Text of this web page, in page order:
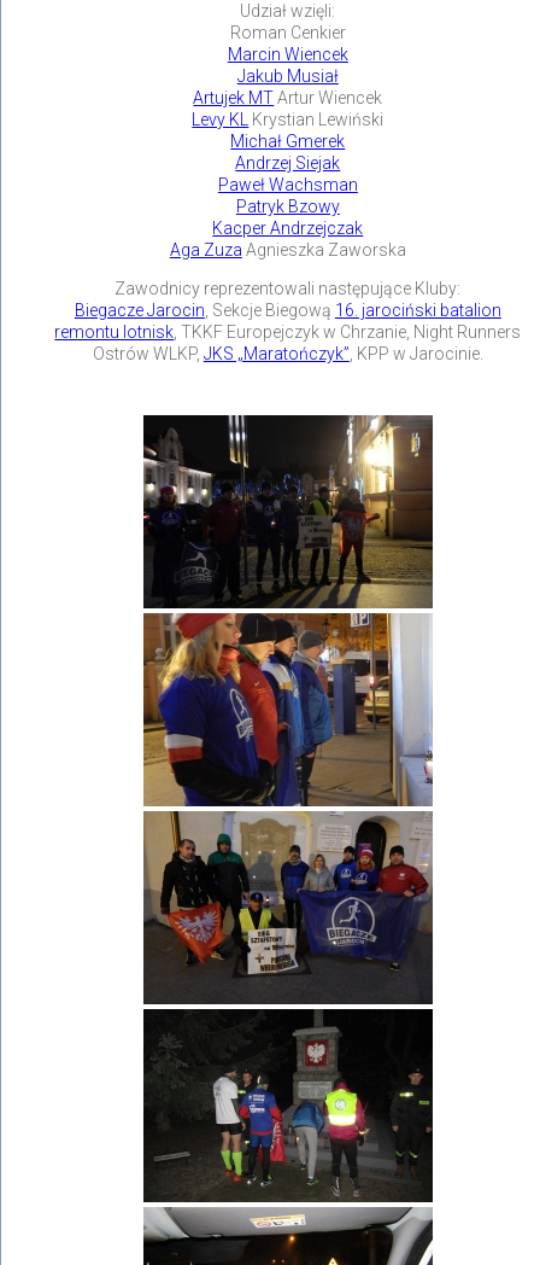
Udział wzięli:
Roman Cenkier
Marcin Wiencek
Jakub Musiał
Artujek MTArtur Wiencek
Levy KL Krystian Lewiński
Michał Gmerek
Andrzej Siejak
Paweł Wachsman
Patryk Bzowy
Kacper Andrzejczak
Aga Zuza Agnieszka Zaworska
Zawodnicy reprezentowali następujące Kluby:
Biegacze Jarocin, Sekcje Biegową 16. jarociński batalion
remontu lotnisk, TKKF Europejczyk w Chrzanie, Night Runners
Ostrów WLKP, JKS „Maratończyk”, KPP w Jarocinie.